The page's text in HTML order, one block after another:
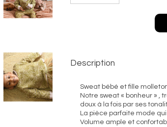
Description
Sweat bébé et fille
Notre sweat « bonheur » ,
doux à la fois par ses
La pièce parfaite mode
Volume ample et